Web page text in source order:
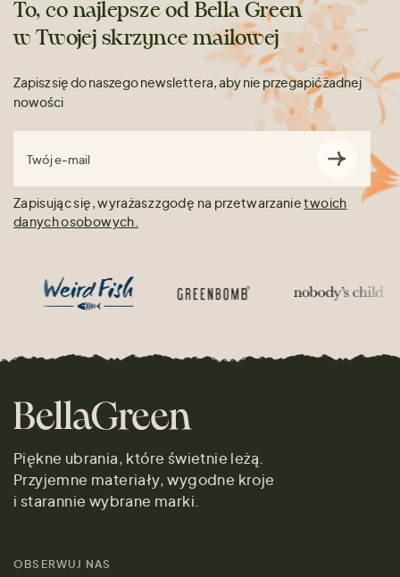
To, co najlepsze od Bella Green
w Twojej skrzynce mailowej
Zapisz się do naszego newslettera, aby nie przegapić żadnej
nowości
Twój e-mail
Zapisując się, wyrażasz zgodę na przetwarzanietwoich
danych osobowych.
Piękne ubrania, które świetnie leżą.
Przyjemne materiały, wygodne kroje
i starannie wybrane marki.
OBSERWUJ NAS